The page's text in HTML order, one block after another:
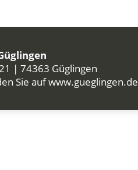
| 74363 Güglingen
Sie aufwww.gueglingen.de